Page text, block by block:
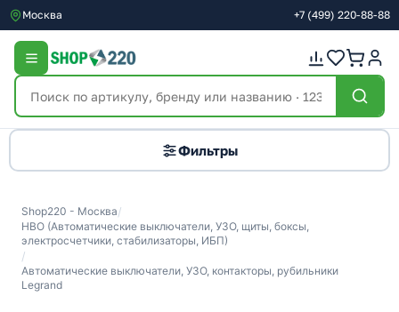
Москва +7 (499) 220-88-88
Фильтры
Shop220 - Москва/
НВО (Автоматические выключатели, УЗО, щиты, боксы,
электросчетчики, стабилизаторы, ИБП)
/
Автоматические выключатели, УЗО, контакторы, рубильники
Legrand